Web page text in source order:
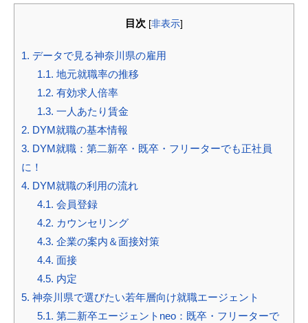
目次 [非表示]
1. データで見る神奈川県の雇用
1.1. 地元就職率の推移
1.2. 有効求人倍率
1.3. 一人あたり賃金
2. DYM就職の基本情報
3. DYM就職：第二新卒・既卒・フリーターでも正社員
に！
4. DYM就職の利用の流れ
4.1. 会員登録
4.2. カウンセリング
4.3. 企業の案内＆面接対策
4.4. 面接
4.5. 内定
5. 神奈川県で選びたい若年層向け就職エージェント
5.1. 第二新卒エージェントneo：既卒・フリーターで